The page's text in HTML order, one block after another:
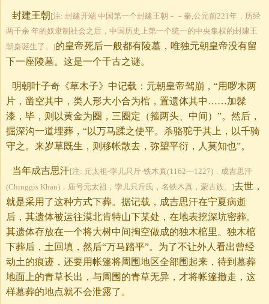
封建王朝[注: 封建开端 中国第一个封建王朝－－秦,公元前221年，历经
两千余 年的奴隶制社会之后，中国历史上第一个统一的中央集权的封建王
朝秦诞生了。]的皇帝死后一般都有陵墓，唯独元朝皇帝没有留
下一座陵墓。这是一个千古之谜。
明朝叶子奇《草木子》中记载：元朝皇帝驾崩，“用啰木两
片，凿空其中，类人形大小合为棺，置遗体其中……加髹
漆，毕，则以黄金为圈，三圈定（箍两头、中间）”。然后，
掘深沟一道埋葬，“以万马蹂之使平。杀骆驼于其上，以千骑
守之。来岁草既生，则移帐散去，弥望平衍，人莫知也”。
当年成吉思汗[注: 元太祖-孛儿只斤·铁木真(1162—1227)，成吉思汗
(Chinggis Khan)，庙号元太祖，孛儿只斤氏，名铁木真，蒙古族。]去世，
就是采用了这种方式下葬。据记载，成吉思汗在宁夏病逝
后，其遗体被运往漠北肯特山下某处，在地表挖深坑密葬。
其遗体存放在一个将大树中间掏空做成的独木棺里。独木棺
下葬后，土回填，然后“万马踏平”。为了不让外人看出曾经
动土的痕迹，还要用帐篷将周围地区全部围起来，待到墓葬
地面上的青草长出，与周围的青草无异，才将帐篷撤走，这
样墓葬的地点就不会泄露了。